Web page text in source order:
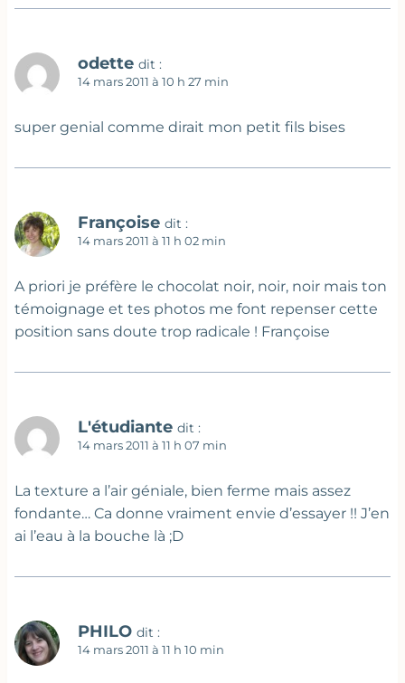
odette dit :
14 mars 2011 à 10 h 27 min
super genial comme dirait mon petit fils bises
Françoise dit :
14 mars 2011 à 11 h 02 min
A priori je préfère le chocolat noir, noir, noir mais ton
témoignage et tes photos me font repenser cette
position sans doute trop radicale ! Françoise
L'étudiante dit :
14 mars 2011 à 11 h 07 min
La texture a l’air géniale, bien ferme mais assez
fondante… Ca donne vraiment envie d’essayer !! J’en
ai l’eau à la bouche là ;D
PHILO dit :
14 mars 2011 à 11 h 10 min